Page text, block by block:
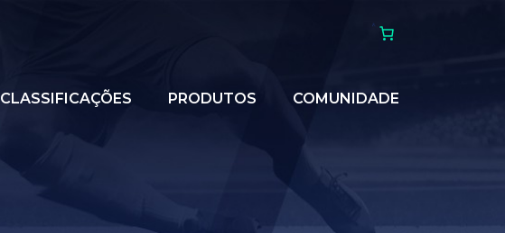
CLASSIFICAÇÕES PRODUTOS COMUNIDADE